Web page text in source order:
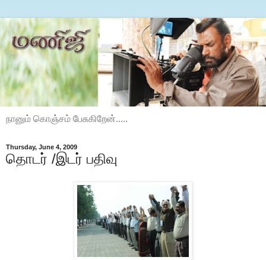
நானும் கொஞ்சம் பேசுகிறேன்.....
Thursday, June 4, 2009
தொடர் /இடர் பதிவு